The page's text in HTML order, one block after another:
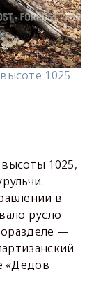
1025.
1025,
в
русло
—
«Дедов